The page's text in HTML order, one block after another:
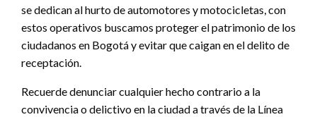
se dedican al hurto de automotores y motocicletas, con
estos operativos buscamos proteger el patrimonio de los
ciudadanos en Bogotá y evitar que caigan en el delito de
receptación.
Recuerde denunciar cualquier hecho contrario a la
convivencia o delictivo en la ciudad a través de la Línea